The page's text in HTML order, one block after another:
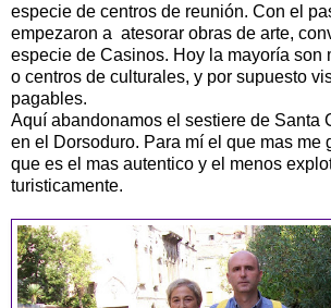
especie de centros de reunión. Con el
empezaron a atesorar obras de arte,
especie de Casinos. Hoy la mayoría son
o centros de culturales, y por supuesto
pagables.
Aquí abandonamos el sestiere de Santa
en el Dorsoduro. Para mí el que mas me
que es el mas autentico y el menos
turisticamente.